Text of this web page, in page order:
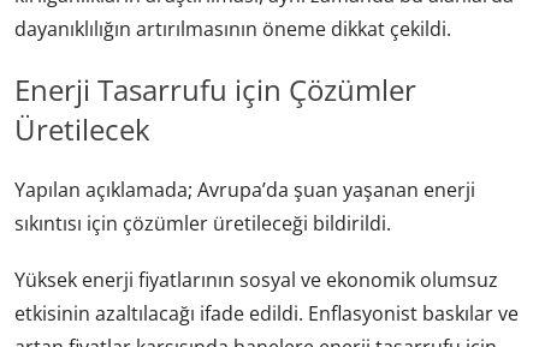
dayanıklılığın artırılmasının öneme dikkat çekildi.
Enerji Tasarrufu için Çözümler
Üretilecek
Yapılan açıklamada; Avrupa’da şuan yaşanan enerji
sıkıntısı için çözümler üretileceği bildirildi.
Yüksek enerji fiyatlarının sosyal ve ekonomik olumsuz
etkisinin azaltılacağı ifade edildi. Enflasyonist baskılar ve